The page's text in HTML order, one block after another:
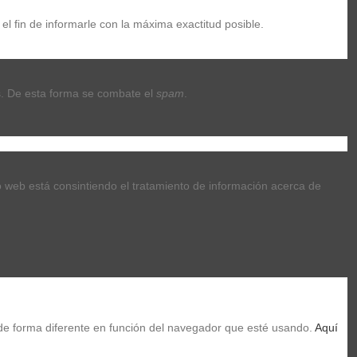
Añadir al carrito
fin de informarle con la máxima exactitud posible.
De esta forma se combate el spam
está consintiendo el tratamiento de información acerca de
forma diferente en función del navegador que esté usando. Aquí